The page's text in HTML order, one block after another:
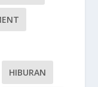
HIBURAN